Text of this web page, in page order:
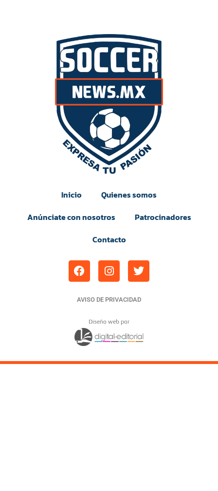
Inicio
Quienes somos
Anúnciate con nosotros
Patrocinadores
Contacto
AVISO DE PRIVACIDAD
Diseño web por